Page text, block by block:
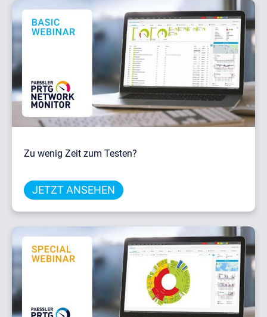
Zu wenig Zeit zum Testen?
JETZT ANSEHEN